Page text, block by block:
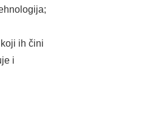
ih čini
i